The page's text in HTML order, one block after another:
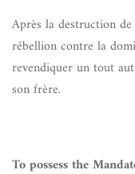
Après la destruction
rébellion contre la
revendiquer un tout
son frère.
To possess the